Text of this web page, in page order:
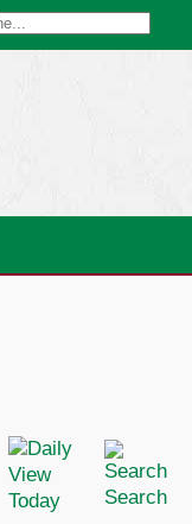
Today Search